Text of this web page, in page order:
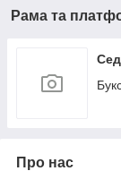
Рама та
Про нас